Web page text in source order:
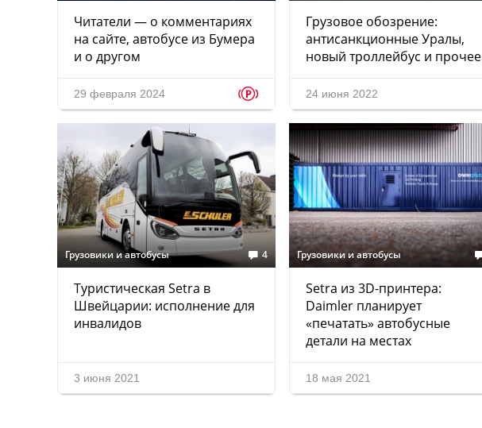
Читатели — о комментариях
на сайте, автобусе из Бумера
и о другом
29 февраля 2024 p
Грузовое обозрение:
антисанкционные Уралы,
новый троллейбус и прочее
24 июня 2022
Грузовики и автобусы 4
Туристическая Setra в
Швейцарии: исполнение для
инвалидов
3 июня 2021
Грузовики и автобусы
Setra из 3D-принтера:
Daimler планирует
«печатать» автобусные
детали на местах
18 мая 2021